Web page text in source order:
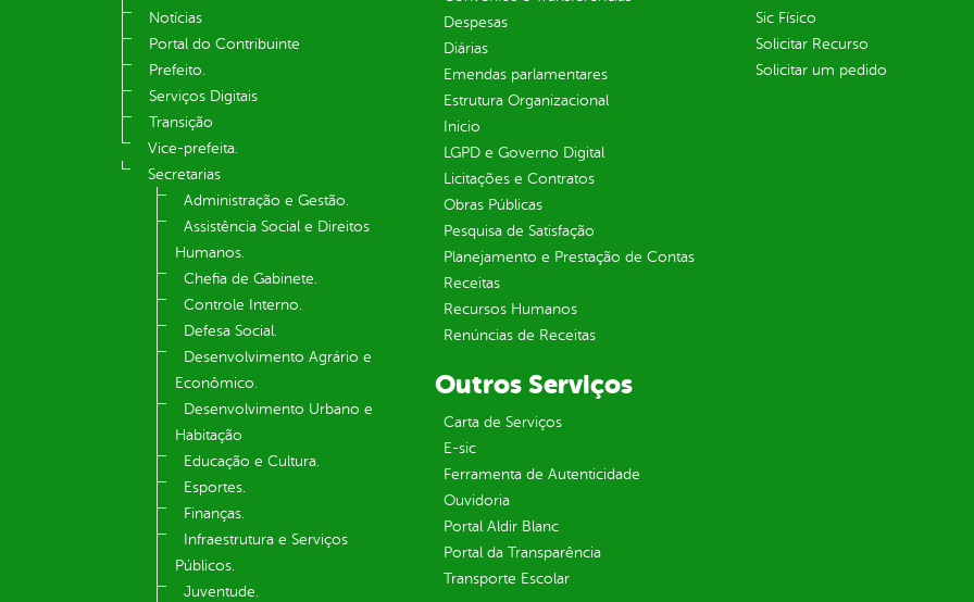
Notícias
Portal do Contribuinte
Prefeito.
Serviços Digitais
Transição
Vice-prefeita.
Secretarias
Administração e Gestão.
Assistência Social e Direitos
Humanos.
Chefia de Gabinete.
Controle Interno.
Defesa Social.
Desenvolvimento Agrário e
Econômico.
Desenvolvimento Urbano e
Habitação
Educação e Cultura.
Esportes.
Finanças.
Infraestrutura e Serviços
Públicos.
Juventude.
Despesas
Diárias
Emendas parlamentares
Estrutura Organizacional
Inicio
LGPD e Governo Digital
Licitações e Contratos
Obras Públicas
Pesquisa de Satisfação
Planejamento e Prestação de Contas
Receitas
Recursos Humanos
Renúncias de Receitas
Sic Físico
Solicitar Recurso
Solicitar um pedido
Outros Serviços
Carta de Serviços
E-sic
Ferramenta de Autenticidade
Ouvidoria
Portal Aldir Blanc
Portal da Transparência
Transporte Escolar